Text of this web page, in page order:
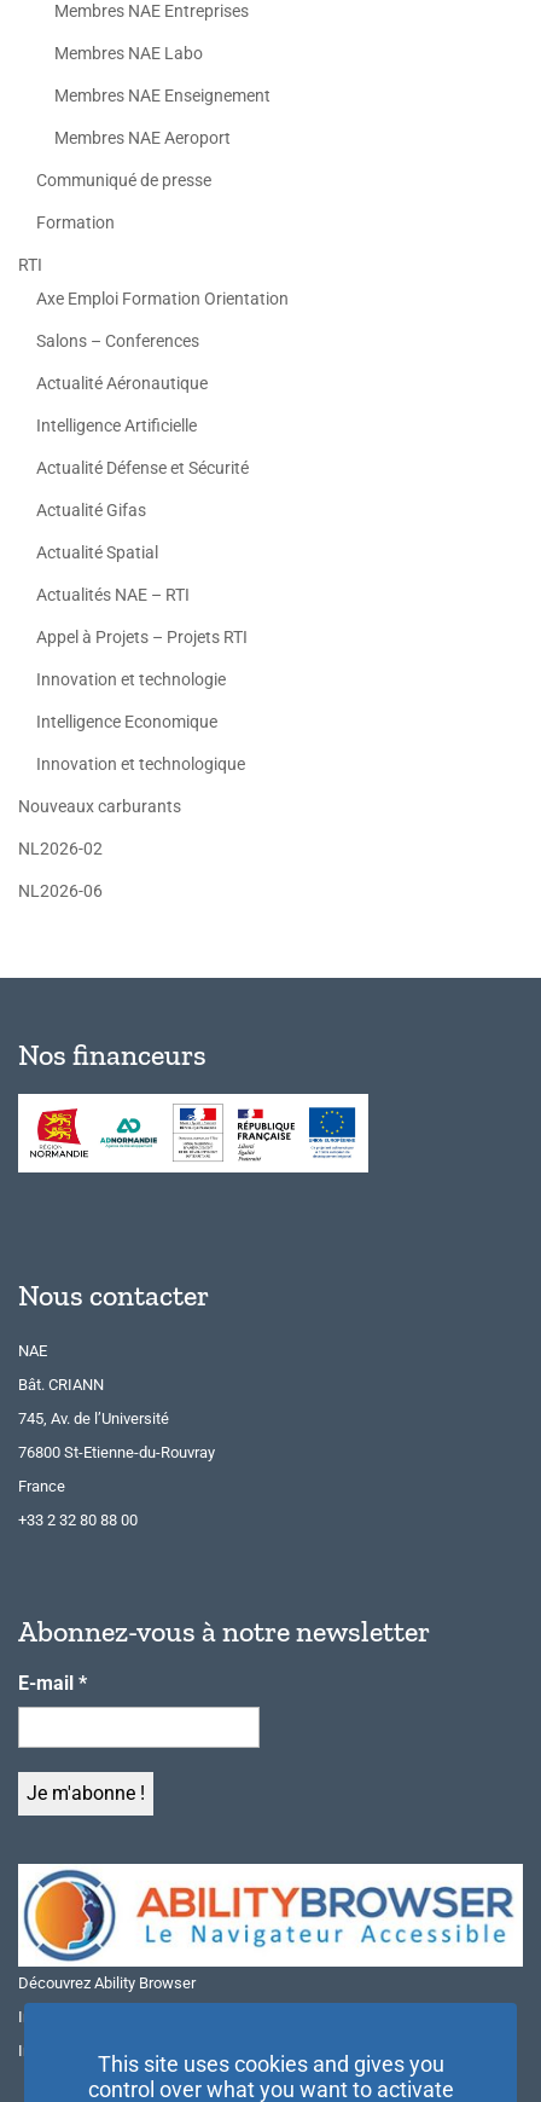
Membres NAE Entreprises
Membres NAE Labo
Membres NAE Enseignement
Membres NAE Aeroport
Communiqué de presse
Formation
RTI
Axe Emploi Formation Orientation
Salons – Conferences
Actualité Aéronautique
Intelligence Artificielle
Actualité Défense et Sécurité
Actualité Gifas
Actualité Spatial
Actualités NAE – RTI
Appel à Projets – Projets RTI
Innovation et technologie
Intelligence Economique
Innovation et technologique
Nouveaux carburants
NL2026-02
NL2026-06
Nos financeurs
Nous contacter
NAE
Bât. CRIANN
745, Av. de l’Université
76800 St-Etienne-du-Rouvray
France
+33 2 32 80 88 00
Abonnez-vous à notre newsletter
E-mail *
Découvrez Ability Browser
Installer Ability Browser sur Windows
Installer Ability Browser sur Mac
This site uses cookies and gives you
control over what you want to activate